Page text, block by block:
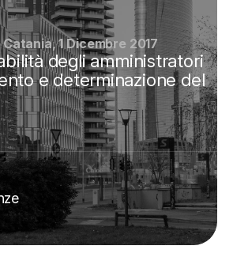
1 Dicembre 2017
degli amministratori
e determinazione del